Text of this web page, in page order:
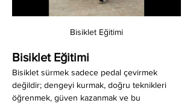
Bisiklet Eğitimi
Bisiklet Eğitimi
Bisiklet sürmek sadece pedal çevirmek
değildir; dengeyi kurmak, doğru teknikleri
öğrenmek, güven kazanmak ve bu